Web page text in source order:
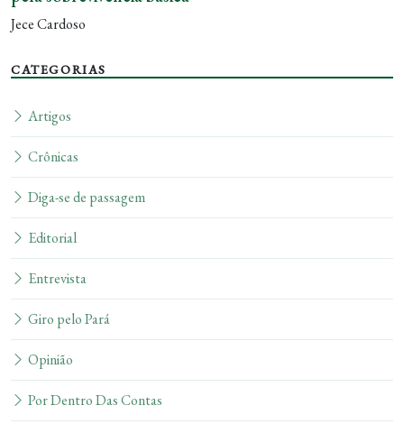
Jece Cardoso
CATEGORIAS
Artigos
Crônicas
Diga-se de passagem
Editorial
Entrevista
Giro pelo Pará
Opinião
Por Dentro Das Contas